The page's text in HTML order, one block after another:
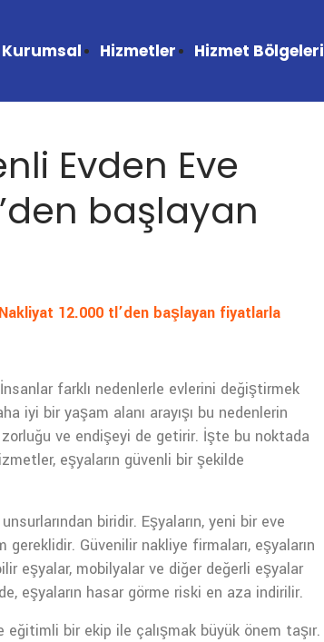
Kurumsal Hizmetler Hizmet Bölgeleri
Evden Eve
başlayan
12.000 tl’den başlayan fiyatlarla
farklı nedenlerle evlerini değiştirmek
iyi bir yaşam alanı arayışı bu nedenlerin
ve endişeyi de getirir. İşte bu noktada
eşyaların güvenli bir şekilde
biridir. Eşyaların, yeni bir eve
Güvenilir nakliye firmaları, eşyaların
eşyalar, mobilyalar ve diğer değerli eşyalar
eşyaların hasar görme riski en aza indirilir.
bir ekip ile çalışmak büyük önem taşır.